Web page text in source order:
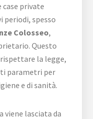
case private
spesso
Colosseo,
Questo
rispettare la legge,
parametri per
e di sanità.
viene lasciata da